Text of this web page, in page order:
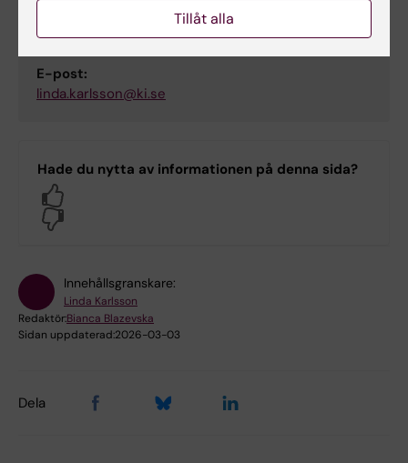
Linda Karlsson
Doktorand
E-post:
linda.karlsson@ki.se
Hade du nytta av informationen på denna sida?
Innehållsgranskare:
Linda Karlsson
Redaktör:Bianca Blazevska
Sidan uppdaterad:2026-03-03
Dela
Tillåt alla